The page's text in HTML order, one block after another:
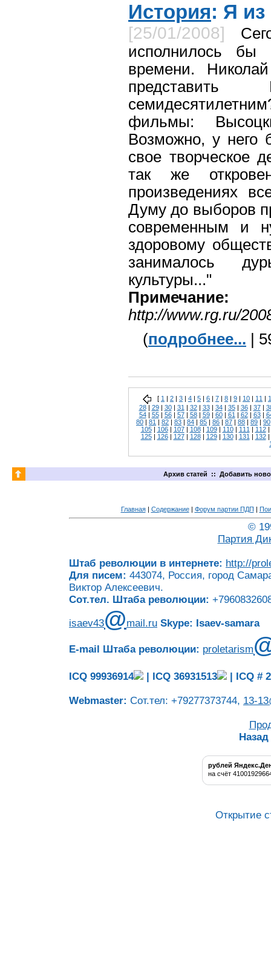
История: Я
[25/01/2008]
исполнилось
времени.
представить
фильмы:
Возможно, у него
свое
так же
произведениях
Думу до выборов
современным и
здоровому
занималось
культуры..."
Примечание:
http://www.rg.ru/
(подробнее... |
[ 1 2 3 4 5 6 7 8 9 10 11
28| 29| 30| 31 | 32| 33| 34| 35| 36| 37|
54| 55| 56| 57| 58| 59| 60| 61 | 62| 63|
80 | 81 | 82 | 83 | 84 | 85 | 86 | 87 | 88 | 89 | 90
105| 106| 107| 108| 109| 110| 111 | 112|
125| 126| 127| 128| 129| 130| 131 | 132|
Архив статей :: Добавить
Главная| Содержание| Форум партии ПДП |
©
Партия
Штаб революции в интернете: http://
Для писем: 443074, Россия, город
Виктор Алексеевич.
Сот.тел. Штаба революции:
isaev43@mail.ru Skype: Isaev-samara
E-mail Штаба революции: proletarism
ICQ 99936914 | ICQ 36931513 | ICQ #
Webmaster: Сот.тел: +79277373744, 13-
Назад
рублей
на счёт
Открытие